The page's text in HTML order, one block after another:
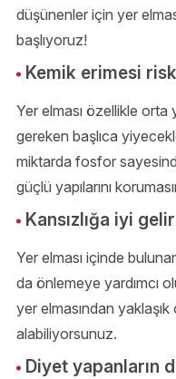
düşünenler için yer
başlıyoruz!
Kemik erimesi
Yer elması özellikle orta
gereken başlıca
miktarda fosfor
güçlü yapılarını
Kansızlığa iyi gelir
Yer elması içinde
da önlemeye yardımcı
yer elmasından
alabiliyorsunuz.
Diyet yapanların